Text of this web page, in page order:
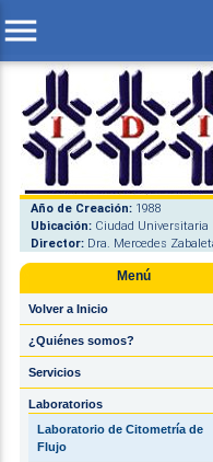
menu
Año de Creación: 1988
Ubicación: Ciudad Universitaria
Director: Dra. Mercedes
Menú
Volver a Inicio
¿Quiénes somos?
Servicios
Laboratorios
Laboratorio de Citometría de
Flujo